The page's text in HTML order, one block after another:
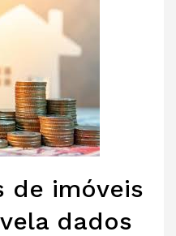
de imóveis
dados